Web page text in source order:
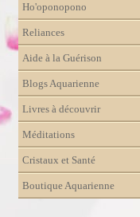
Ho'oponopono
Reliances
Aide à la Guérison
Blogs Aquarienne
Livres à découvrir
Méditations
Cristaux et Santé
Boutique Aquarienne